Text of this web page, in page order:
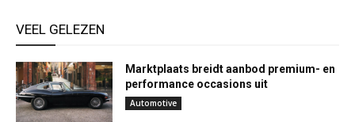
VEEL GELEZEN
Marktplaats breidt aanbod premium- en
performance occasions uit
Automotive